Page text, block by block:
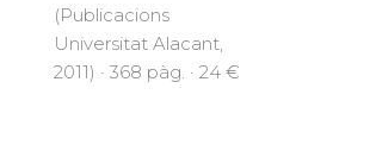
(Publicacions
Universitat Alacant,
2011) · 368 pàg. · 24 €